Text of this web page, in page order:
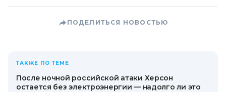
ПОДЕЛИТЬСЯ НОВОСТЬЮ
ТАКЖЕ ПО ТЕМЕ
После ночной российской атаки Херсон
остается без электроэнергии — надолго ли это